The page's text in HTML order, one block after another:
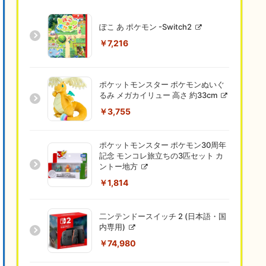
ぽこ あ ポケモン -Switch2
￥7,216
ポケットモンスター ポケモンぬいぐ
るみ メガカイリュー 高さ 約33cm
￥3,755
ポケットモンスター ポケモン30周年
記念 モンコレ旅立ちの3匹セット カ
ントー地方
￥1,814
二ンテンドースイッチ 2 (日本語・国
内専用)
￥74,980